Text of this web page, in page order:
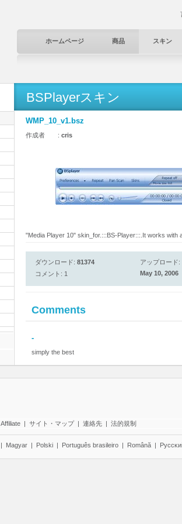
ホームページ 商品 スキン
BSPlayerスキン
WMP_10_v1.bsz
作成者 : cris
"Media Player 10" skin_for.:::BS-Player:::.It works with
ダウンロード: 81374
コメント: 1
アップロード:
May 10, 2006
Comments
-
simply the best
Affiliate | サイト・マップ | 連絡先 | 法的規制
| Magyar | Polski | Português brasileiro | Română |